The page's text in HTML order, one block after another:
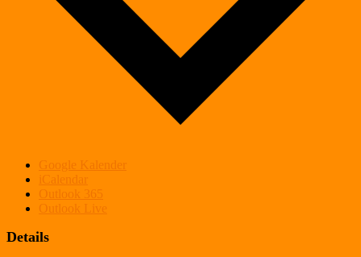
Google Kalender
iCalendar
Outlook 365
Outlook Live
Details